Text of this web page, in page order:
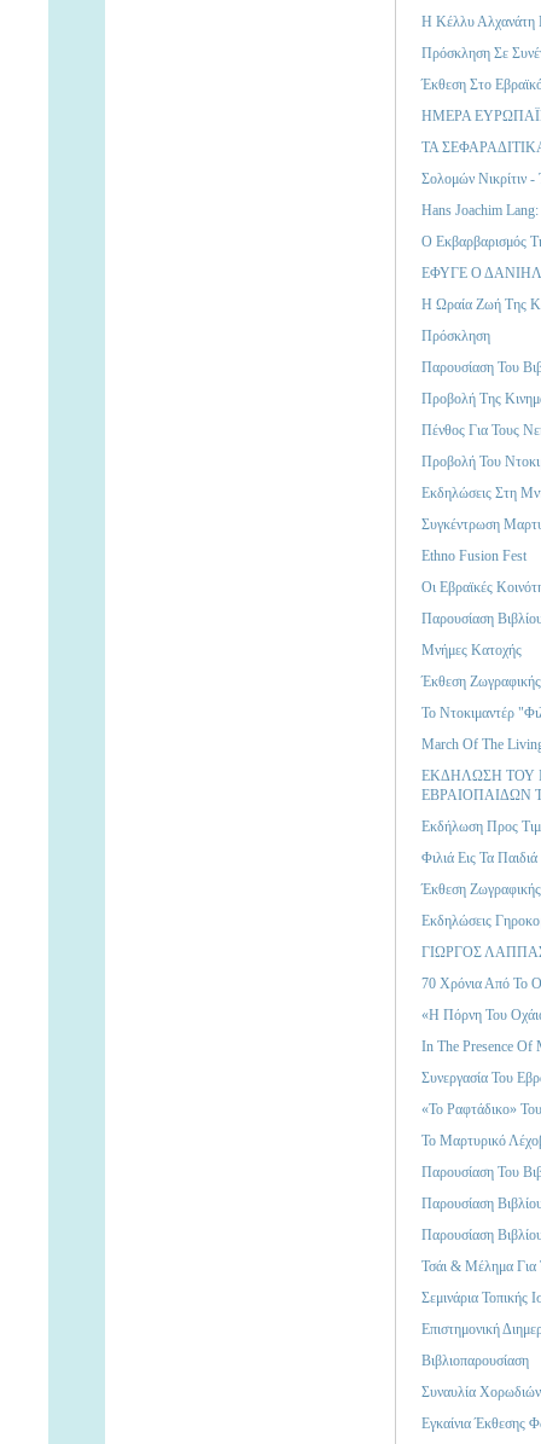
Η Κέλλυ Αλχανάτη
Πρόσκληση Σε
Έκθεση Στο
ΗΜΕΡΑ
ΤΑ
Σολομών Νικρίτιν
Hans Joachim
Ο Εκβαρβαρισμός
ΕΦΥΓΕ Ο
Η Ωραία Ζωή Της
Πρόσκληση
Παρουσίαση Του
Προβολή Της
Πένθος Για Τους
Προβολή Του
Εκδηλώσεις Στη
Συγκέντρωση
Ethno Fusion Fest
Οι Εβραϊκές
Παρουσίαση
Μνήμες Κατοχής
Έκθεση
Το Ντοκιμαντέρ
March Of The
ΕΚΔΗΛΩΣΗ ΤΟΥ
Eκδήλωση Προς
Φιλιά Εις Τα Παιδιά
Έκθεση
Εκδηλώσεις
ΓΙΩΡΓΟΣ
70 Χρόνια Από Το
«Η Πόρνη Του
In The Presence Of
Συνεργασία Του
«Το Ραφτάδικο»
Το Μαρτυρικό
Παρουσίαση Του
Παρουσίαση
Παρουσίαση
Τσάι & Μέλημα Για
Σεμινάρια Τοπικής
Eπιστημονική
Βιβλιοπαρουσίαση
Συναυλία Χορωδιών
Εγκαίνια Έκθεσης